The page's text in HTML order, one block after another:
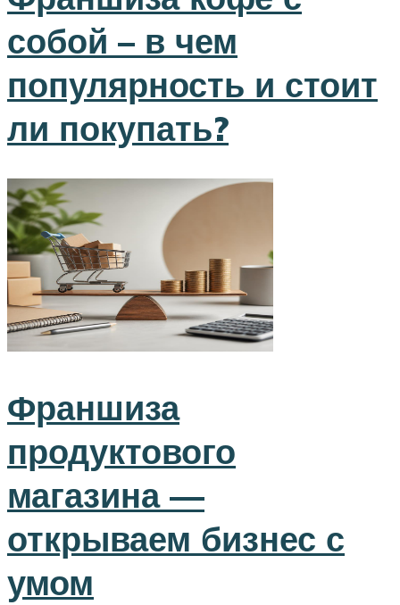
собой – в чем
популярность и стоит
ли покупать?
Франшиза
продуктового
магазина —
открываем бизнес с
умом